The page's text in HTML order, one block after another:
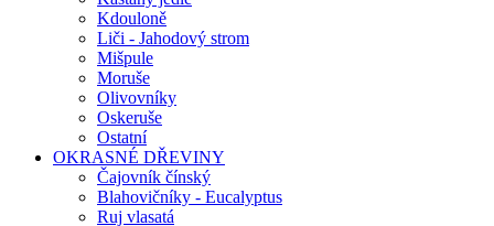
Kdouloně
Liči - Jahodový strom
Mišpule
Moruše
Olivovníky
Oskeruše
Ostatní
OKRASNÉ DŘEVINY
Čajovník čínský
Blahovičníky - Eucalyptus
Ruj vlasatá